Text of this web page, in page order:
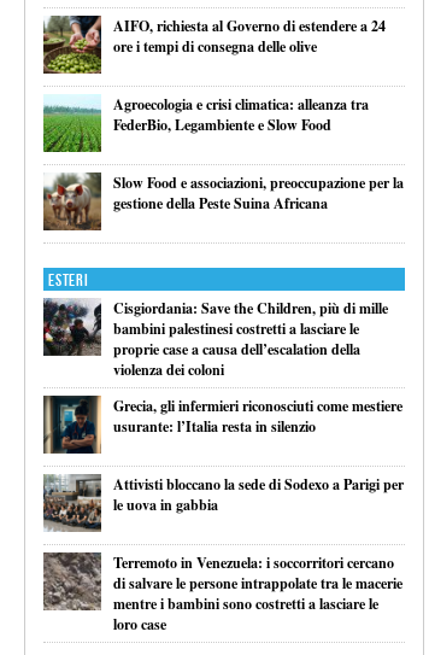
AIFO, richiesta al Governo di estendere a 24
ore i tempi di consegna delle olive
Agroecologia e crisi climatica: alleanza tra
FederBio, Legambiente e Slow Food
Slow Food e associazioni, preoccupazione per la
gestione della Peste Suina Africana
Esteri
Cisgiordania: Save the Children, più di mille
bambini palestinesi costretti a lasciare le
proprie case a causa dell’escalation della
violenza dei coloni
Grecia, gli infermieri riconosciuti come mestiere
usurante: l’Italia resta in silenzio
Attivisti bloccano la sede di Sodexo a Parigi per
le uova in gabbia
Terremoto in Venezuela: i soccorritori cercano
di salvare le persone intrappolate tra le macerie
mentre i bambini sono costretti a lasciare le
loro case